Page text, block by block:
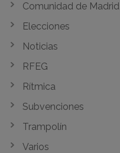
Comunidad de Madrid
Elecciones
Noticias
RFEG
Rítmica
Subvenciones
Trampolín
Varios